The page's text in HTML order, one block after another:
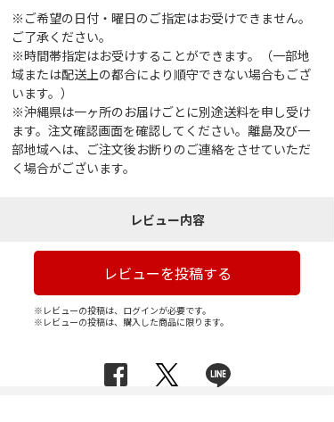
※ご希望の日付・曜日のご指定はお受けできません。
ご了承ください。
※時間帯指定はお受けすることができます。（一部地
域または配送上の都合により順守できない場合もござ
います。）
※沖縄県は一ヶ所のお届けごとに別途送料を申し受け
ます。注文確認画面を確認してください。離島及び一
部地域へは、ご注文後お断りのご連絡をさせていただ
く場合がございます。
レビュー内容
レビューを投稿する
※レビューの投稿は、ログインが必要です。
※レビューの投稿は、購入した商品に限ります。